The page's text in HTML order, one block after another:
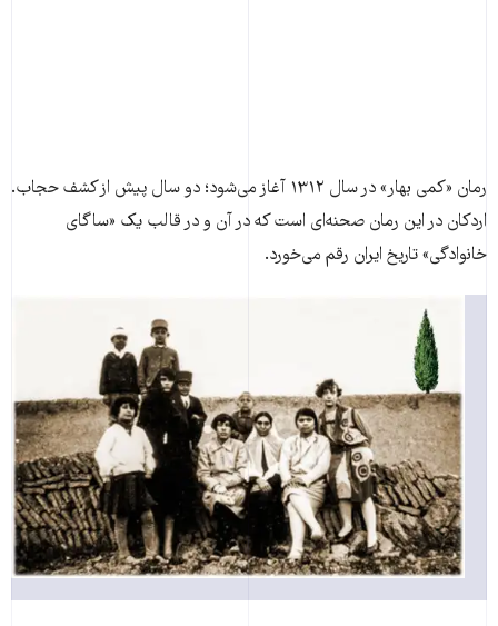
رمان «کمی بهار» در سال ۱۳۱۲ آغاز می‌شود؛ دو سال پیش از کشف حجاب.
اردکان در این رمان صحنه‌ای‌ است که در آن و در قالب یک «ساگای
خانوادگی» تاریخ ایران رقم می‌خورد.